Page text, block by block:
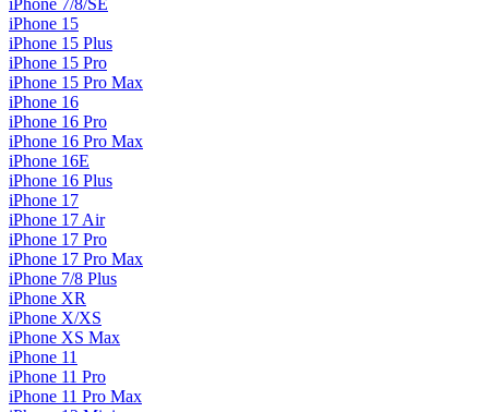
iPhone 7/8/SE
iPhone 15
iPhone 15 Plus
iPhone 15 Pro
iPhone 15 Pro Max
iPhone 16
iPhone 16 Pro
iPhone 16 Pro Max
iPhone 16E
iPhone 16 Plus
iPhone 17
iPhone 17 Air
iPhone 17 Pro
iPhone 17 Pro Max
iPhone 7/8 Plus
iPhone XR
iPhone X/XS
iPhone XS Max
iPhone 11
iPhone 11 Pro
iPhone 11 Pro Max